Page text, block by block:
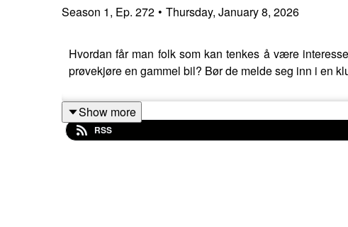
Season 1, Ep. 272 • Thursday, January 8, 2026
Hvordan får man folk som kan tenkes å være
prøvekjøre en gammel bil? Bør de melde seg inn i en
Show more
RSS